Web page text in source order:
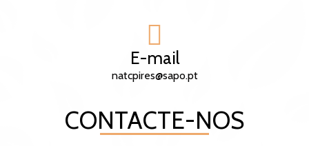
E-mail
natcpires@sapo.pt
CONTACTE-NOS